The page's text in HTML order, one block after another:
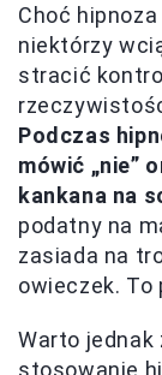
Choć
niektórzy
stracić
Podczas
mówić „nie”
kankana na
podatny na
zasiada na
owieczek. To
Warto jednak
stosowanie